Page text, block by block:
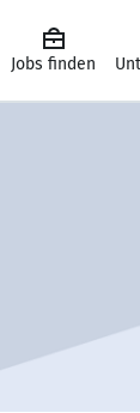
Jobs finden